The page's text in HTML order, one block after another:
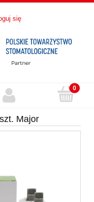
się
Major